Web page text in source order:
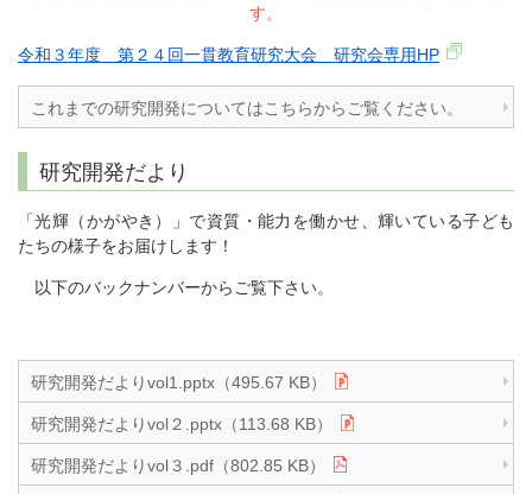
す。
令和３年度 第２４回一貫教育研究大会 研究会専用HP
これまでの研究開発についてはこちらからご覧ください。
研究開発だより
「光輝（かがやき）」で資質・能力を働かせ、輝いている子ども
たちの様子をお届けします！
以下のバックナンバーからご覧下さい。
研究開発だよりvol1.pptx（495.67 KB）
研究開発だよりvol２.pptx（113.68 KB）
研究開発だよりvol３.pdf（802.85 KB）